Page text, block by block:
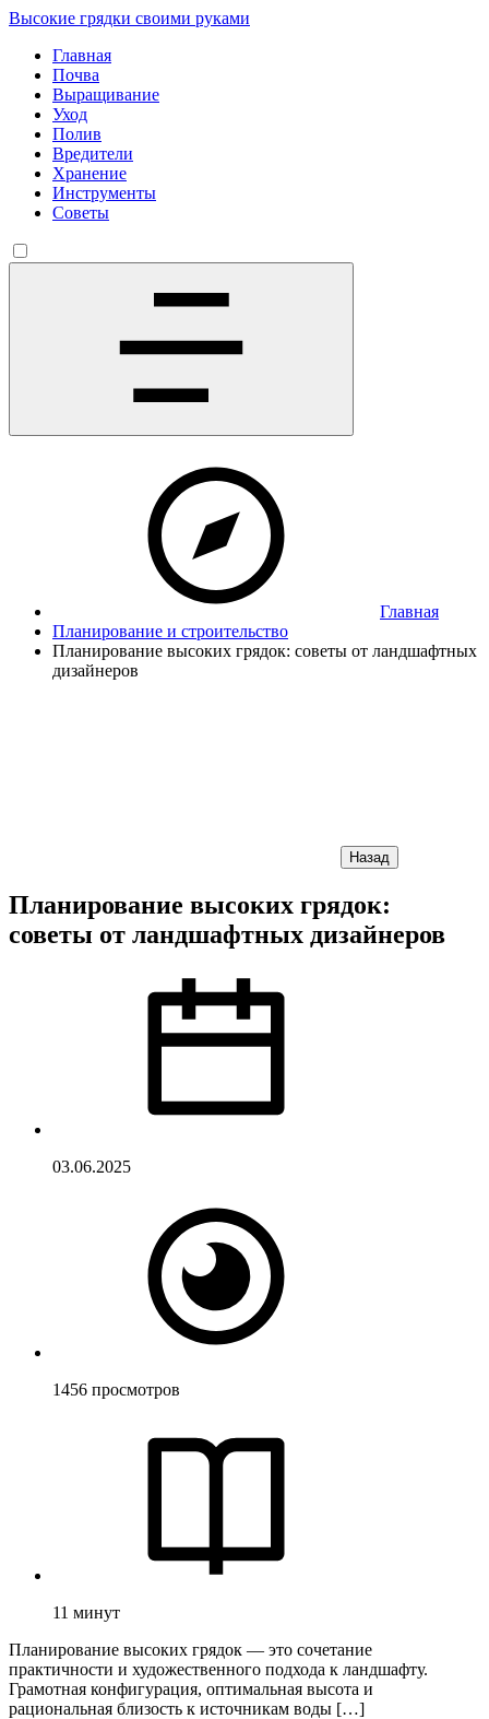
Высокие грядки своими руками
Главная
Почва
Выращивание
Уход
Полив
Вредители
Хранение
Инструменты
Советы
Главная
Планирование и строительство
Планирование высоких грядок: советы от ландшафтных
дизайнеров
Назад
Планирование высоких грядок:
советы от ландшафтных дизайнеров
03.06.2025
1456 просмотров
11 минут
Планирование высоких грядок — это сочетание
практичности и художественного подхода к ландшафту.
Грамотная конфигурация, оптимальная высота и
рациональная близость к источникам воды […]